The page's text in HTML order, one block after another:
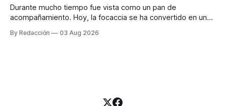
Durante mucho tiempo fue vista como un pan de
acompañamiento. Hoy, la focaccia se ha convertido en uno
artesanal, ingredientes de calidad y experiencias que
By Redacción 03 Aug 2026